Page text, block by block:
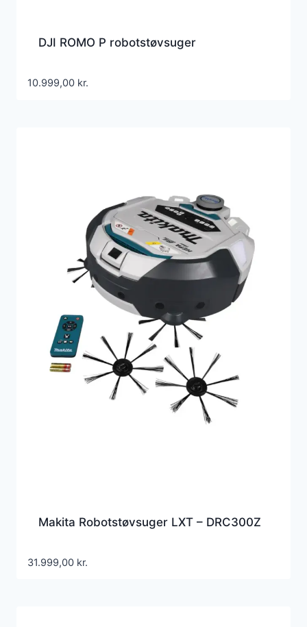
DJI ROMO P robotstøvsuger
10.999,00 kr.
Makita Robotstøvsuger LXT – DRC300Z
31.999,00 kr.